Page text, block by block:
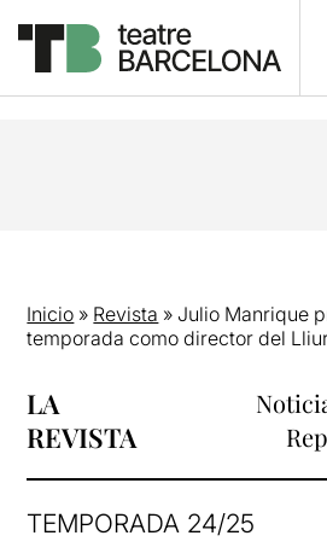
Inicio » Revista » Julio Manrique
temporada como director del
LA
REVISTA
TEMPORADA 24/25